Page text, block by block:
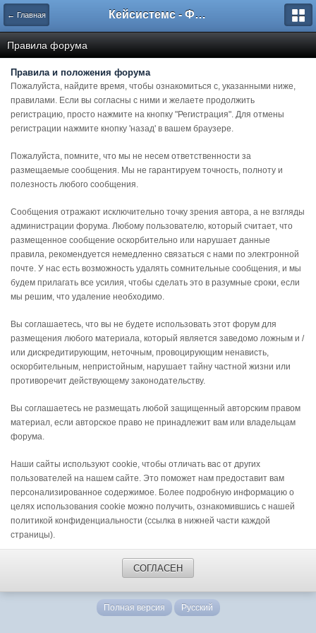
← Главная Кейсистемс - Форумы
Правила форума
Правила и положения форума
Пожалуйста, найдите время, чтобы ознакомиться с, указанными ниже,
правилами. Если вы согласны с ними и желаете продолжить
регистрацию, просто нажмите на кнопку "Регистрация". Для отмены
регистрации нажмите кнопку 'назад' в вашем браузере.
Пожалуйста, помните, что мы не несем ответственности за
размещаемые сообщения. Мы не гарантируем точность, полноту и
полезность любого сообщения.
Сообщения отражают исключительно точку зрения автора, а не взгляды
администрации форума. Любому пользователю, который считает, что
размещенное сообщение оскорбительно или нарушает данные
правила, рекомендуется немедленно связаться с нами по электронной
почте. У нас есть возможность удалять сомнительные сообщения, и мы
будем прилагать все усилия, чтобы сделать это в разумные сроки, если
мы решим, что удаление необходимо.
Вы соглашаетесь, что вы не будете использовать этот форум для
размещения любого материала, который является заведомо ложным и /
или дискредитирующим, неточным, провоцирующим ненависть,
оскорбительным, непристойным, нарушает тайну частной жизни или
противоречит действующему законодательству.
Вы соглашаетесь не размещать любой защищенный авторским правом
материал, если авторское право не принадлежит вам или владельцам
форума.
Наши сайты используют cookie, чтобы отличать вас от других
пользователей на нашем сайте. Это поможет нам предоставит вам
персонализированное содержимое. Более подробную информацию о
целях использования cookie можно получить, ознакомившись с нашей
политикой конфиденциальности (ссылка в нижней части каждой
страницы).
СОГЛАСЕН
Полная версия Русский